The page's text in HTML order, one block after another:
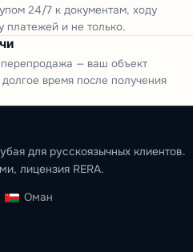
24/7 к документам, ходу
платежей и не только.
— ваш объект
время после получения
для русскоязычных клиентов.
лицензия RERA.
Оман